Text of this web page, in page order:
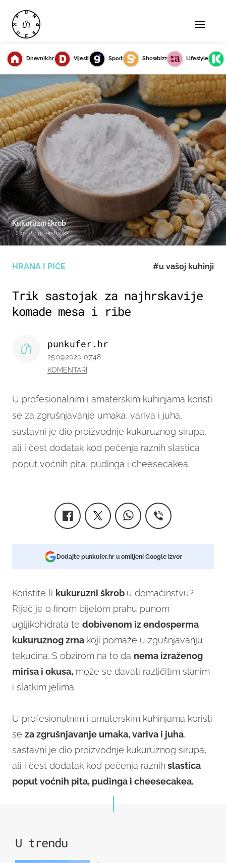
Dnevnik.hr Vijesti Sport Showbizz Lifestyle
HRANA I PIĆE #u vašoj kuhinji
Trik sastojak za najhrskavije
komade mesa i ribe
U profesionalnim i amaterskim kuhinjama koristi
se za zgrušnjavanje umaka, variva i juha,
sastavni je dio proizvodnje kukuruznog sirupa,
ali i čest dodatak kod pečenja raznih slastica
poput voćnih pita, pudinga i cheesecakea.
punkufer.hr
25.09.2020 07:48
KOMENTARI
Kukuruzni škrob
(Foto:Shutterstock)
Dodajte punkufer.hr u omiljeni Google izvor
Koristite li kukuruzni škrob u domaćinstvu?
Riječ je o finom bijelom prahu punom
ugljikohidrata te dobivenom iz endosperma
kukuruznog zrna koji pomaže u zgušnjavanju
tekućina. S obzirom na to da nema izraženog
mirisa i okusa, može se davati različitim slanim
i slatkim jelima.
U profesionalnim i amaterskim kuhinjama koristi
se za zgrušnjavanje umaka, variva i juha,
sastavni je dio proizvodnje kukuruznog sirupa,
ali i čest dodatak kod pečenja raznih slastica
poput voćnih pita, pudinga i cheesecakea.
U trendu